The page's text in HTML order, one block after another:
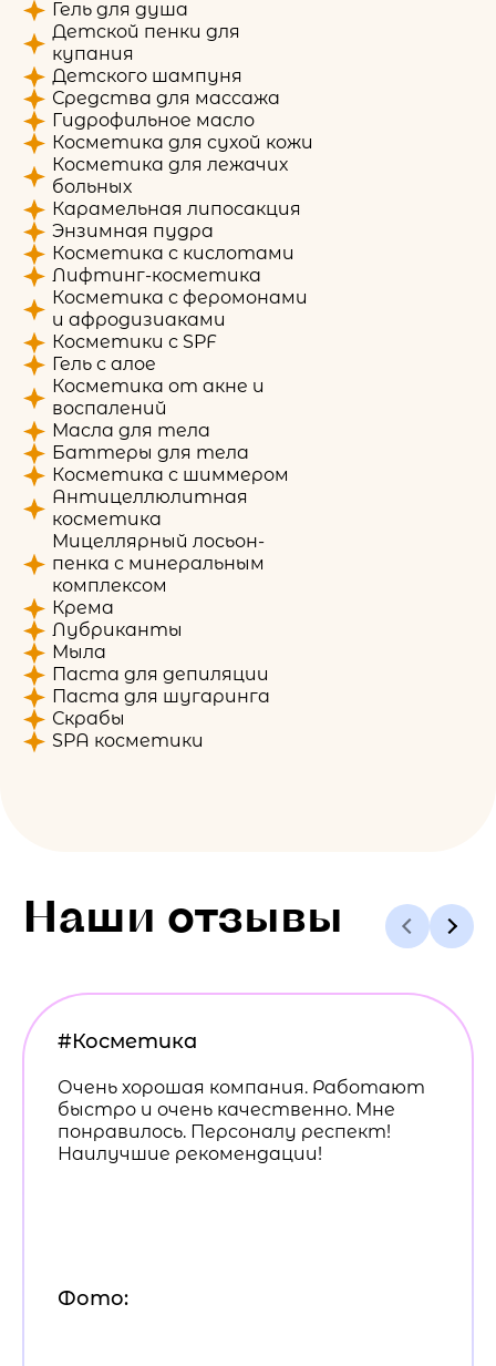
Гель для душа
Детской пенки для
купания
Детского шампуня
Средства для массажа
Гидрофильное масло
Косметика для сухой кожи
Косметика для лежачих
больных
Карамельная липосакция
Энзимная пудра
Косметика с кислотами
Лифтинг-косметика
Косметика с феромонами
и афродизиаками
Косметики с SPF
Гель с алое
Косметика от акне и
воспалений
Масла для тела
Баттеры для тела
Косметика с шиммером
Антицеллюлитная
косметика
Мицеллярный лосьон-
пенка с минеральным
комплексом
Крема
Лубриканты
Мыла
Паста для депиляции
Паста для шугаринга
Скрабы
SPA косметики
Наши отзывы
#Косметика
Очень хорошая компания. Работают
быстро и очень качественно. Мне
понравилось. Персоналу респект!
Наилучшие рекомендации!
Фото: